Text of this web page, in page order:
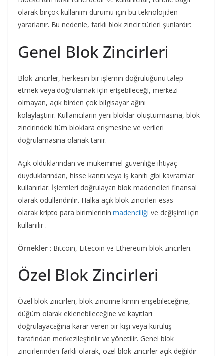
olarak birçok kullanım durumu için bu teknolojiden
yararlanır. Bu nedenle, farklı blok zincir türleri şunlardır:
Genel Blok Zincirleri
Blok zincirler, herkesin bir işlemin doğruluğunu talep
etmek veya doğrulamak için erişebileceği, merkezi
olmayan, açık birden çok bilgisayar ağını
kolaylaştırır. Kullanıcıların yeni bloklar oluşturmasına, blok
zincirindeki tüm bloklara erişmesine ve verileri
doğrulamasına olanak tanır.
Açık olduklarından ve mükemmel güvenliğe ihtiyaç
duyduklarından, hisse kanıtı veya iş kanıtı gibi kavramlar
kullanırlar. İşlemleri doğrulayan blok madencileri finansal
olarak ödüllendirilir. Halka açık blok zincirleri esas
olarak kripto para birimlerinin madenciliği ve değişimi için
kullanılır .
Örnekler : Bitcoin, Litecoin ve Ethereum blok zincirleri.
Özel Blok Zincirleri
Özel blok zincirleri, blok zincirine kimin erişebileceğine,
düğüm olarak eklenebileceğine ve kayıtları
doğrulayacağına karar veren bir kişi veya kuruluş
tarafından merkezileştirilir ve yönetilir. Genel blok
zincirlerinden farklı olarak, özel blok zincirler açık değildir